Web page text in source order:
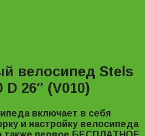
велосипед Stels
D 26″ (V010)
включает в себя
и настройку велосипеда